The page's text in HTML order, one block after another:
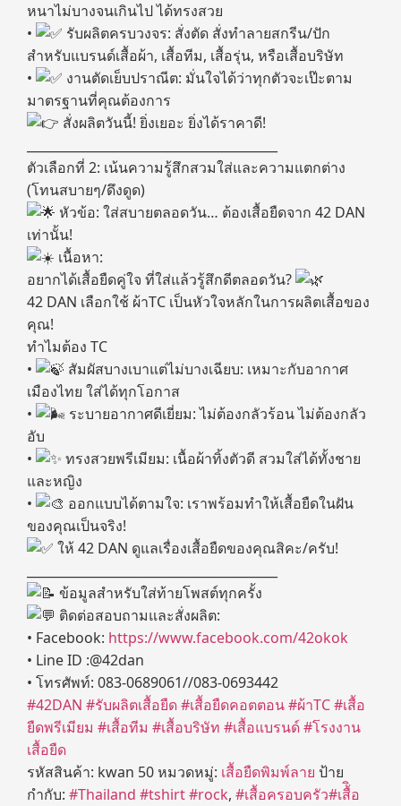
หนาไม่บางจนเกินไป ได้ทรงสวย
•
รับผลิตครบวงจร: สั่งตัด สั่งทำลายสกรีน/ปัก
สำหรับแบรนด์เสื้อผ้า, เสื้อทีม, เสื้อรุ่น, หรือเสื้อบริษัท
•
งานตัดเย็บปราณีต: มั่นใจได้ว่าทุกตัวจะเป๊ะตาม
มาตรฐานที่คุณต้องการ
สั่งผลิตวันนี้! ยิ่งเยอะ ยิ่งได้ราคาดี!
ตัวเลือกที่ 2: เน้นความรู้สึกสวมใส่และความแตกต่าง
(โทนสบายๆ/ดึงดูด)
หัวข้อ: ใส่สบายตลอดวัน… ต้องเสื้อยืดจาก 42 DAN
เท่านั้น!
เนื้อหา:
อยากได้เสื้อยืดคู่ใจ ที่ใส่แล้วรู้สึกดีตลอดวัน?
42 DAN เลือกใช้ ผ้าTC เป็นหัวใจหลักในการผลิตเสื้อของ
คุณ!
ทำไมต้อง TC
•
สัมผัสบางเบาแต่ไม่บางเฉียบ: เหมาะกับอากาศ
เมืองไทย ใส่ได้ทุกโอกาส
•
ระบายอากาศดีเยี่ยม: ไม่ต้องกลัวร้อน ไม่ต้องกลัว
อับ
•
ทรงสวยพรีเมียม: เนื้อผ้าทิ้งตัวดี สวมใส่ได้ทั้งชาย
และหญิง
•
ออกแบบได้ตามใจ: เราพร้อมทำให้เสื้อยืดในฝัน
ของคุณเป็นจริง!
ให้ 42 DAN ดูแลเรื่องเสื้อยืดของคุณสิคะ/ครับ!
ข้อมูลสำหรับใส่ท้ายโพสต์ทุกครั้ง
ติดต่อสอบถามและสั่งผลิต:
• Facebook: https://www.facebook.com/42okok
• Line ID :@42dan
• โทรศัพท์: 083-0689061//083-0693442
#42DAN #รับผลิตเสื้อยืด#เสื้อยืดคอตตอน#ผ้าTC#เสื้อ
ยืดพรีเมียม #เสื้อทีม #เสื้อบริษัท #เสื้อแบรนด์#โรงงาน
เสื้อยืด
รหัสสินค้า: kwan 50หมวดหมู่: เสื้อยืดพิมพ์ลาย ป้าย
กำกับ: #Thailand #tshirt #rock, #เสื้อครอบครัว#เสื้ิอ